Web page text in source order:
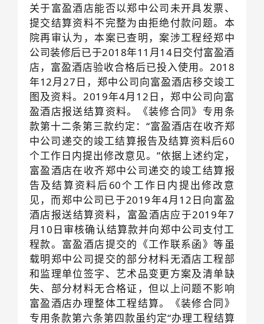
关于富盈酒店能否以郑中公司未开具发票、
提交结算资料不完整为由拒绝付款问题。本
院再审认为，本案已查明，案涉工程经郑中
公司装修后已于2018年11月14日交付富盈酒
店，富盈酒店验收合格后已投入使用。2018
年12月27日，郑中公司向富盈酒店移交竣工
图及资料。2019年4月12日，郑中公司向富
盈酒店报送结算资料。《装修合同》专用条
款第十二条第三款约定：“富盈酒店在收齐郑
中公司递交的竣工结算报告及结算资料后60
个工作日内提出修改意见。”依据上述约定，
富盈酒店在收齐郑中公司递交的竣工结算报
告及结算资料后60个工作日内提出修改意
见，而郑中公司已于2019年4月12日向富盈
酒店报送结算资料，富盈酒店应于2019年7
月10日审核确认结算款并向郑中公司支付工
程款。富盈酒店提交的《工作联系函》等虽
载明郑中公司提交的部分材料无酒店工程部
和监理单位签字、艺术品变更方案及清单缺
失、部分材料无合格证，但以上问题不影响
富盈酒店办理整体工程结算。《装修合同》
专用条款第六条第四款虽约定“办理工程结算